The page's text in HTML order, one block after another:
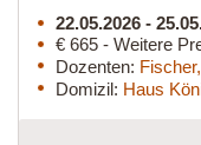
22.05.2026 -
€ 665 - Weitere
Dozenten:
Domizil: Haus